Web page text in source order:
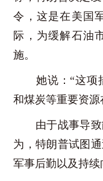
令，这是在美国
际，为缓解石油
施。
她说：“这项措
和煤炭等重要资源
由于战事导致
为，特朗普试图
军事后勤以及持续